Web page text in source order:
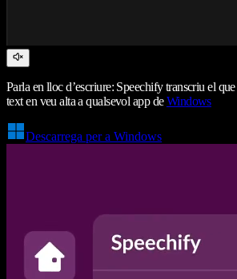
Parla en lloc d’escriure: Speechify transcriu el
text en veu alta a qualsevol app deWindows
Descarrega per a Windows